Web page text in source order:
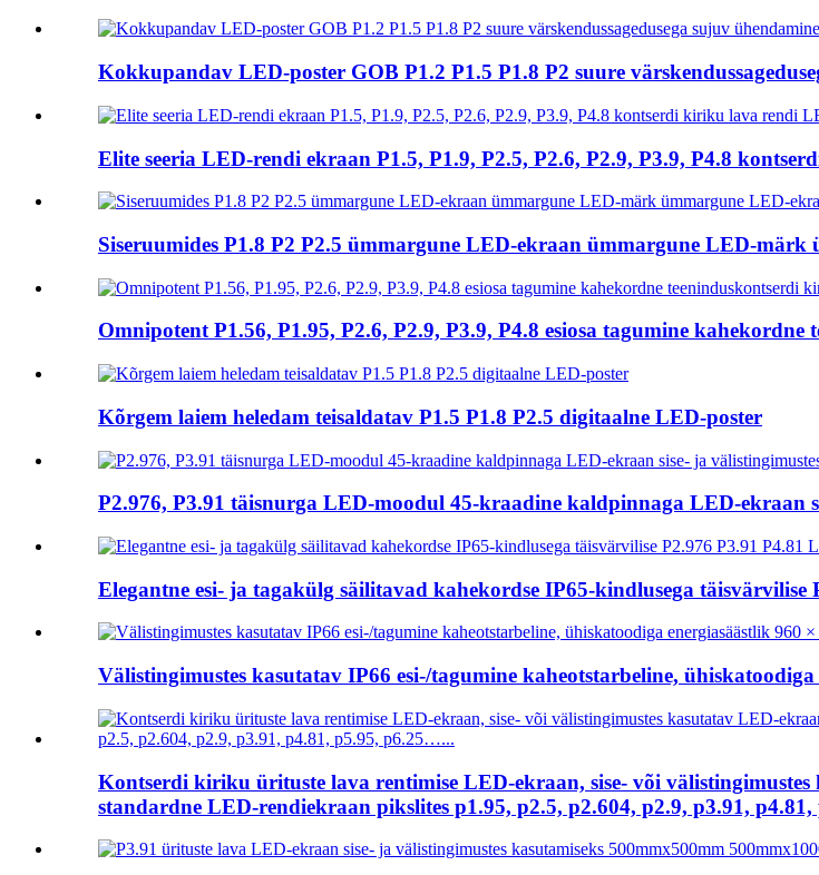
Kokkupandav LED-poster GOB P1.2 P1.5 P1.8 P2 suure
Elite seeria LED-rendi ekraan P1.5, P1.9, P2.5, P2.6, P2.9, P3.9, P4.8
Siseruumides P1.8 P2 P2.5 ümmargune LED-ekraan ümmargune LED-
Omnipotent P1.56, P1.95, P2.6, P2.9, P3.9, P4.8 esiosa tagumine
Kõrgem laiem heledam teisaldatav P1.5 P1.8 P2.5 digitaalne LED-poster
P2.976, P3.91 täisnurga LED-moodul 45-kraadine kaldpinnaga LED-ekraan
Elegantne esi- ja tagakülg säilitavad kahekordse IP65-kindlusega täisvärvilise
Välistingimustes kasutatav IP66 esi-/tagumine kaheotstarbeline,
Kontserdi kiriku ürituste lava rentimise LED-ekraan, sise- või
standardne LED-rendiekraan pikslites p1.95, p2.5, p2.604, p2.9, p3.91,